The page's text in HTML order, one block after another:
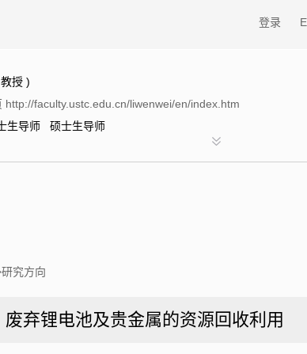
登录
授 )
http://faculty.ustc.edu.cn/liwenwei/en/index.htm
生导师 硕士生导师
究方向
废弃锂电池及贵金属的资源回收利用